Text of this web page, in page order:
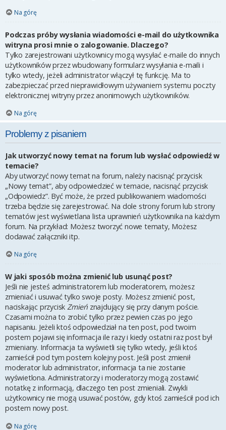
Na górę
Podczas próby wysłania wiadomości e-mail do użytkownika
witryna prosi mnie o zalogowanie. Dlaczego?
Tylko zarejestrowani użytkownicy mogą wysyłać e-maile do innych
użytkowników przez wbudowany formularz wysyłania e-maili i
tylko wtedy, jeżeli administrator włączył tę funkcję. Ma to
zabezpieczać przed nieprawidłowym używaniem systemu poczty
elektronicznej witryny przez anonimowych użytkowników.
Na górę
Problemy z pisaniem
Jak utworzyć nowy temat na forum lub wysłać odpowiedź w
temacie?
Aby utworzyć nowy temat na forum, należy nacisnąć przycisk
„Nowy temat”, aby odpowiedzieć w temacie, nacisnąć przycisk
„Odpowiedz”. Być może, że przed publikowaniem wiadomości
trzeba będzie się zarejestrować. Na dole strony forum lub strony
tematów jest wyświetlana lista uprawnień użytkownika na każdym
forum. Na przykład: Możesz tworzyć nowe tematy, Możesz
dodawać załączniki itp.
Na górę
W jaki sposób można zmienić lub usunąć post?
Jeśli nie jesteś administratorem lub moderatorem, możesz
zmieniać i usuwać tylko swoje posty. Możesz zmienić post,
naciskając przycisk Zmień znajdujący się przy danym poście.
Czasami można to zrobić tylko przez pewien czas po jego
napisaniu. Jeżeli ktoś odpowiedział na ten post, pod twoim
postem pojawi się informacja ile razy i kiedy ostatni raz post był
zmieniany. Informacja ta wyświetli się tylko wtedy, jeśli ktoś
zamieścił pod tym postem kolejny post. Jeśli post zmienił
moderator lub administrator, informacja ta nie zostanie
wyświetlona. Administratorzy i moderatorzy mogą zostawić
notatkę z informacją, dlaczego ten post zmieniali. Zwykli
użytkownicy nie mogą usuwać postów, gdy ktoś zamieścił pod ich
postem nowy post.
Na górę